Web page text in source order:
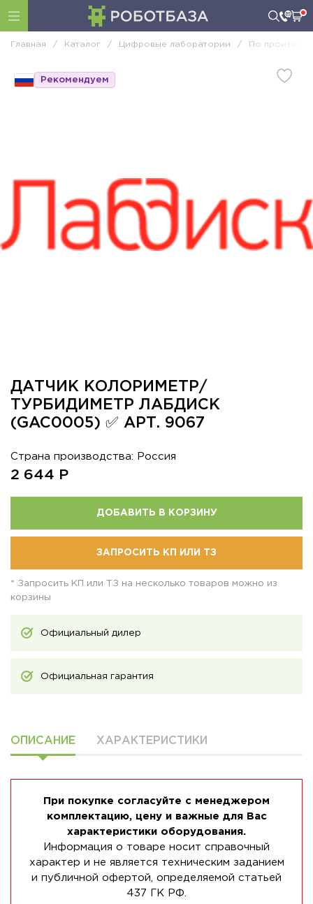
Главная / Каталог / Цифровые лаборатории / По
Рекомендуем
ДАТЧИК КОЛОРИМЕТР/
ТУРБИДИМЕТР ЛАБДИСК
(GAC0005) ✅ АРТ. 9067
Страна производства: Россия
2 644 Р
ДОБАВИТЬ В КОРЗИНУ
ЗАПРОСИТЬ КП ИЛИ ТЗ
* Запросить КП или ТЗ на несколько товаров можно из
корзины
Официальный дилер
Официальная гарантия
ОПИСАНИЕ ХАРАКТЕРИСТИКИ
При покупке согласуйте с менеджером
комплектацию, цену и важные для Вас
характеристики оборудования.
Информация о товаре носит справочный
характер и не является техническим заданием
и публичной офертой, определяемой статьей
437 ГК РФ.